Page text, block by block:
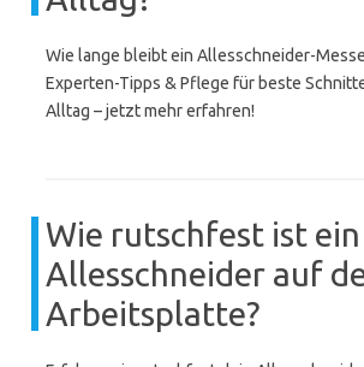
Wie lange bleibt ein Allesschneider-
Experten-Tipps & Pflege für beste
Alltag – jetzt mehr erfahren!
Wie rutschfest ist ein
Allesschneider auf
Arbeitsplatte?